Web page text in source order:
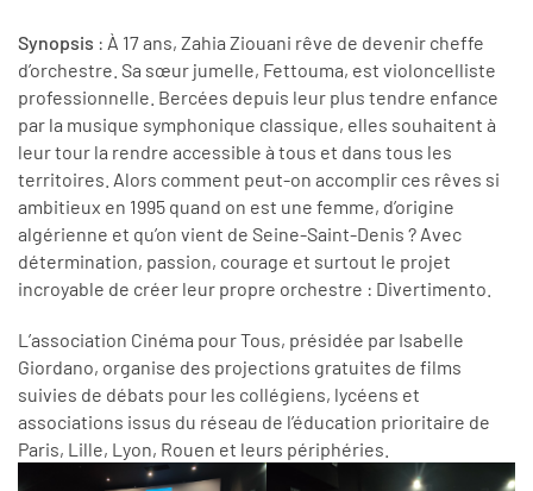
Synopsis : À 17 ans, Zahia Ziouani rêve de devenir cheffe
d’orchestre. Sa sœur jumelle, Fettouma, est violoncelliste
professionnelle. Bercées depuis leur plus tendre enfance
par la musique symphonique classique, elles souhaitent à
leur tour la rendre accessible à tous et dans tous les
territoires. Alors comment peut-on accomplir ces rêves si
ambitieux en 1995 quand on est une femme, d’origine
algérienne et qu’on vient de Seine-Saint-Denis ? Avec
détermination, passion, courage et surtout le projet
incroyable de créer leur propre orchestre : Divertimento.
L’association Cinéma pour Tous, présidée par Isabelle
Giordano, organise des projections gratuites de films
suivies de débats pour les collégiens, lycéens et
associations issus du réseau de l’éducation prioritaire de
Paris, Lille, Lyon, Rouen et leurs périphéries.